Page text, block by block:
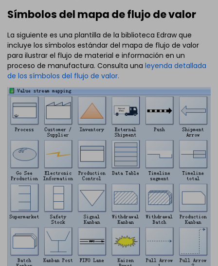
Símbolos del mapa de flujo de valor
La siguiente es una plantilla de la biblioteca Edraw que
incluye los símbolos estándar del mapa de flujo de valor
para ilustrar el flujo de material e información en un
proceso de manufactura. Consulta una leyenda detallada
de los símbolos del flujo de valor.